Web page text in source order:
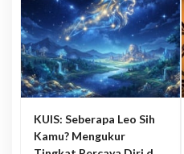
KUIS: Seberapa Leo Sih
Kamu? Mengukur